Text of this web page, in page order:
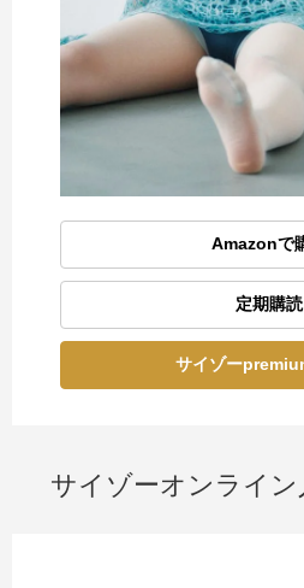
Amazonで
定期購読
サイゾー
サイゾーオンライ